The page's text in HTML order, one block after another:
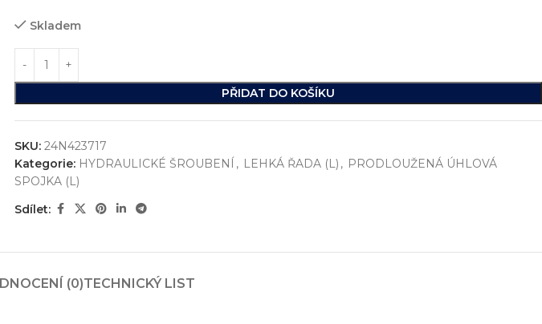
průmyslových řešení
nejsou sériově vyráběna nikde na světě.
Skladem
PŘIDAT DO KOŠÍKU
SKU: 24N423717
Kategorie: HYDRAULICKÉ ŠROUBENÍ , LEHKÁ ŘADA (L) , PRODLOUŽENÁ ÚHLOVÁ
SPOJKA (L)
Sdílet:
(0)TECHNICKÝ LIST